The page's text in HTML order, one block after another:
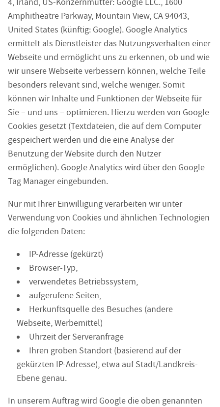
Amphitheatre Parkway, Mountain View, CA 94043,
United States (künftig: Google). Google Analytics
ermittelt als Dienstleister das Nutzungsverhalten einer
Webseite und ermöglicht uns zu erkennen, ob und wie
wir unsere Webseite verbessern können, welche Teile
besonders relevant sind, welche weniger. Somit
können wir Inhalte und Funktionen der Webseite für
Sie – und uns – optimieren. Hierzu werden von Google
Cookies gesetzt (Textdateien, die auf dem Computer
gespeichert werden und die eine Analyse der
Benutzung der Website durch den Nutzer
ermöglichen). Google Analytics wird über den Google
Tag Manager eingebunden.
Nur mit Ihrer Einwilligung verarbeiten wir unter
Verwendung von Cookies und ähnlichen Technologien
die folgenden Daten:
IP-Adresse (gekürzt)
Browser-Typ,
verwendetes Betriebssystem,
aufgerufene Seiten,
Herkunftsquelle des Besuches (andere
Webseite, Werbemittel)
Uhrzeit der Serveranfrage
Ihren groben Standort (basierend auf der
gekürzten IP-Adresse), etwa auf Stadt/Landkreis-
Ebene genau.
In unserem Auftrag wird Google die oben genannten